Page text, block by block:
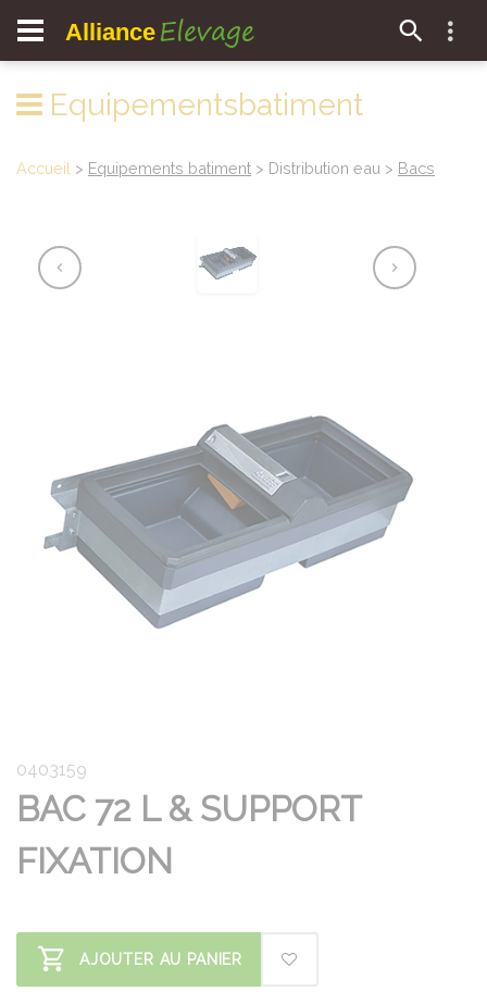
Alliance Elevage
Equipementsbatiment
Accueil > Equipements batiment > Distribution eau > Bacs
0403159
BAC 72 L & SUPPORT
FIXATION
AJOUTER AU PANIER